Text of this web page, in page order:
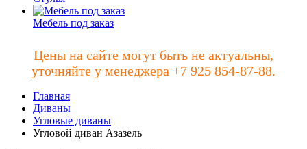
Мебель под заказ
Цены на сайте могут быть не актуальны,
уточняйте у менеджера +7 925 854-87-88.
Главная
Диваны
Угловые диваны
Угловой диван Азазель